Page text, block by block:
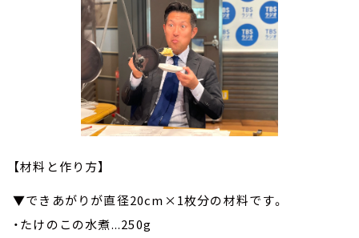
【材料と作り方】
▼できあがりが直径20cm×1枚分の材料です。
・たけのこの水煮...250g